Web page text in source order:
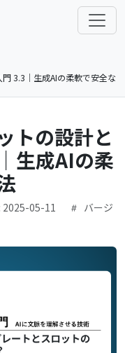
3.3｜生成AIの柔軟で安全な
トの設計と
生成AIの柔
2025-05-11
バージ